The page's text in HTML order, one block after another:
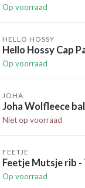
Op voorraad
HELLO HOSSY
Hello Hossy Cap
Op voorraad
JOHA
Joha Wolfleece
Niet op voorraad
FEETJE
Feetje Mutsje rib -
Op voorraad